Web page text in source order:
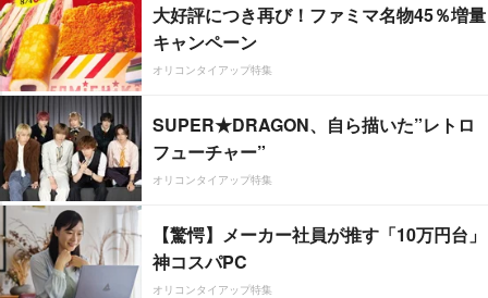
大好評につき再び！ファミマ名物45％増量
キャンペーン
オリコンタイアップ特集
SUPER★DRAGON、自ら描いた”レトロ
フューチャー”
オリコンタイアップ特集
【驚愕】メーカー社員が推す「10万円台」
神コスパPC
オリコンタイアップ特集